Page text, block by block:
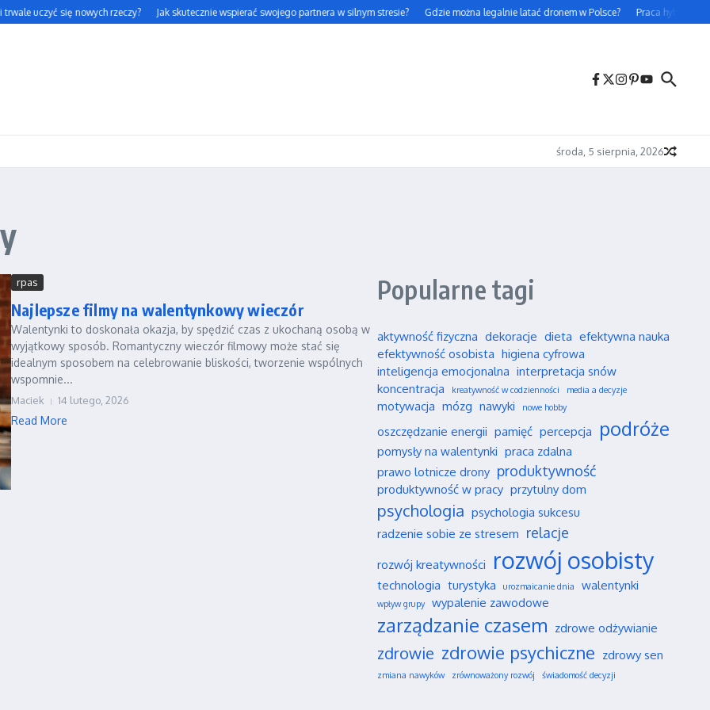
uczyć się nowych rzeczy? Jak skutecznie wspierać swojego partnera w silnym stresie? Gdzie można legalnie latać dronem w Polsce? Praca
środa, 5 sierpnia, 2026
rpas
Najlepsze filmy na walentynkowy wieczór
Walentynki to doskonała okazja, by spędzić czas z ukochaną osobą w
wyjątkowy sposób. Romantyczny wieczór filmowy może stać się
idealnym sposobem na celebrowanie bliskości, tworzenie wspólnych
wspomnie...
Maciek 14 lutego, 2026
Read More
Popularne tagi
aktywność fizyczna dekoracje dieta efektywna nauka
efektywność osobista higiena cyfrowa
inteligencja emocjonalna interpretacja snów
koncentracja
kreatywność w codzienności media a decyzje
motywacja mózg nawyki nowe hobby
oszczędzanie energii pamięć percepcja podróże
pomysły na walentynki praca zdalna
prawo lotnicze drony produktywność
produktywność w pracy przytulny dom
psychologia psychologia sukcesu
radzenie sobie ze stresem relacje
rozwój kreatywności rozwój osobisty
technologia turystyka urozmaicanie dnia walentynki
wpływ grupy wypalenie zawodowe
zarządzanie czasem zdrowe odżywianie
zdrowie zdrowie psychiczne zdrowy sen
zmiana nawyków zrównoważony rozwój świadomość decyzji